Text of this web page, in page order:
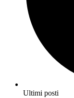
Ultimi posti